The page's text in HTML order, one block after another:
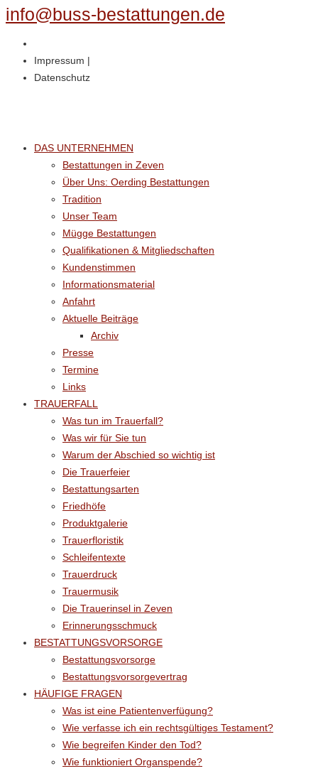
info@buss-bestattungen.de
Impressum |
Datenschutz
DAS UNTERNEHMEN
Bestattungen in Zeven
Über Uns: Oerding Bestattungen
Tradition
Unser Team
Mügge Bestattungen
Qualifikationen & Mitgliedschaften
Kundenstimmen
Informationsmaterial
Anfahrt
Aktuelle Beiträge
Archiv
Presse
Termine
Links
TRAUERFALL
Was tun im Trauerfall?
Was wir für Sie tun
Warum der Abschied so wichtig ist
Die Trauerfeier
Bestattungsarten
Friedhöfe
Produktgalerie
Trauerfloristik
Schleifentexte
Trauerdruck
Trauermusik
Die Trauerinsel in Zeven
Erinnerungsschmuck
BESTATTUNGSVORSORGE
Bestattungsvorsorge
Bestattungsvorsorgevertrag
HÄUFIGE FRAGEN
Was ist eine Patientenverfügung?
Wie verfasse ich ein rechtsgültiges Testament?
Wie begreifen Kinder den Tod?
Wie funktioniert Organspende?